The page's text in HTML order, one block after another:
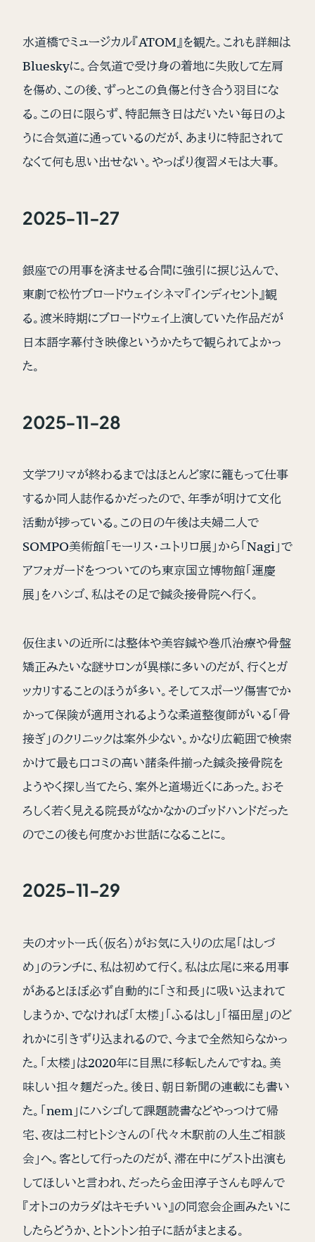
水道橋でミュージカル『ATOM』を観た。これも詳細は
Blueskyに。合気道で受け身の着地に失敗して左肩
を傷め、この後、ずっとこの負傷と付き合う羽目にな
る。この日に限らず、特記無き日はだいたい毎日のよ
うに合気道に通っているのだが、あまりに特記されて
なくて何も思い出せない。やっぱり復習メモは大事。
2025-11-27
銀座での用事を済ませる合間に強引に捩じ込んで、
東劇で松竹ブロードウェイシネマ『インディセント』観
る。渡米時期にブロードウェイ上演していた作品だが
日本語字幕付き映像というかたちで観られてよかっ
た。
2025-11-28
文学フリマが終わるまではほとんど家に籠もって仕事
するか同人誌作るかだったので、年季が明けて文化
活動が捗っている。この日の午後は夫婦二人で
SOMPO美術館「モーリス・ユトリロ展」から「Nagi」で
アフォガードをつついてのち東京国立博物館「運慶
展」をハシゴ、私はその足で鍼灸接骨院へ行く。
仮住まいの近所には整体や美容鍼や巻爪治療や骨盤
矯正みたいな謎サロンが異様に多いのだが、行くとガ
ッカリすることのほうが多い。そしてスポーツ傷害でか
かって保険が適用されるような柔道整復師がいる「骨
接ぎ」のクリニックは案外少ない。かなり広範囲で検索
かけて最も口コミの高い諸条件揃った鍼灸接骨院を
ようやく探し当てたら、案外と道場近くにあった。おそ
ろしく若く見える院長がなかなかのゴッドハンドだった
のでこの後も何度かお世話になることに。
2025-11-29
夫のオットー氏（仮名）がお気に入りの広尾「はしづ
め」のランチに、私は初めて行く。私は広尾に来る用事
があるとほぼ必ず自動的に「さ和長」に吸い込まれて
しまうか、でなければ「太楼」「ふるはし」「福田屋」のど
れかに引きずり込まれるので、今まで全然知らなかっ
た。「太楼」は2020年に目黒に移転したんですね。美
味しい担々麺だった。後日、朝日新聞の連載にも書い
た。「nem」にハシゴして課題読書などやっつけて帰
宅、夜は二村ヒトシさんの「代々木駅前の人生ご相談
会」へ。客として行ったのだが、滞在中にゲスト出演も
してほしいと言われ、だったら金田淳子さんも呼んで
『オトコのカラダはキモチいい』の同窓会企画みたいに
したらどうか、とトントン拍子に話がまとまる。